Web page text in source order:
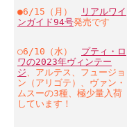
●6/15（月）
リアルワイ
ンガイド94号発売です
○6/10（水） プティ・ロ
ワの2023年ヴィンテー
ジ、アルテス、フュージョ
ン（アリゴテ）、ヴァン・
ムスーの3種、極少量入荷
しています！